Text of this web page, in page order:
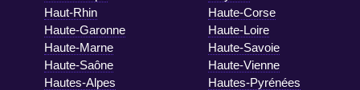
Haut-Rhin
Haute-Corse
Haute-Garonne
Haute-Loire
Haute-Marne
Haute-Savoie
Haute-Saône
Haute-Vienne
Hautes-Alpes
Hautes-Pyrénées